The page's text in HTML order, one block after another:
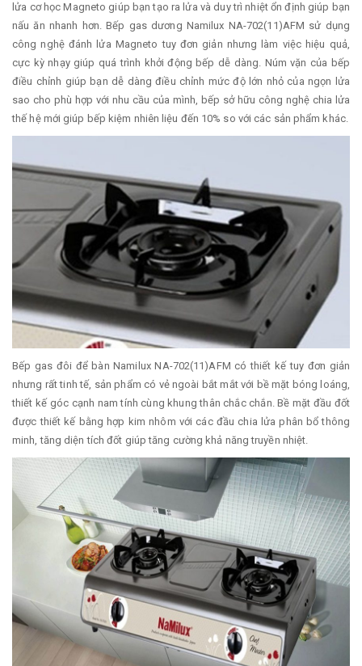
lửa cơ học Magneto giúp bạn tạo ra lửa và duy trì nhiệt ổn định giúp bạn
nấu ăn nhanh hơn. Bếp gas dương Namilux NA-702(11)AFM sử dụng
công nghệ đánh lửa Magneto tuy đơn giản nhưng làm việc hiệu quả,
cực kỳ nhạy giúp quá trình khởi động bếp dễ dàng. Núm vặn của bếp
điều chỉnh giúp bạn dễ dàng điều chỉnh mức độ lớn nhỏ của ngọn lửa
sao cho phù hợp với nhu cầu của mình, bếp sở hữu công nghệ chia lửa
thế hệ mới giúp bếp kiệm nhiên liệu đến 10% so với các sản phẩm khác.
Bếp gas đôi để bàn Namilux NA-702(11)AFM có thiết kế tuy đơn giản
nhưng rất tinh tế, sản phẩm có vẻ ngoài bắt mắt với bề mặt bóng loáng,
thiết kế góc cạnh nam tính cùng khung thân chắc chắn. Bề mặt đầu đốt
được thiết kế bằng hợp kim nhôm với các đầu chia lửa phân bổ thông
minh, tăng diện tích đốt giúp tăng cường khả năng truyền nhiệt.